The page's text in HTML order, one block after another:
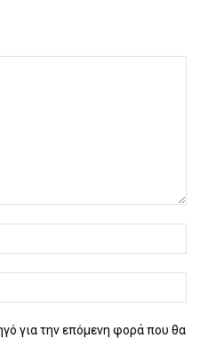
για την επόμενη φορά που θα